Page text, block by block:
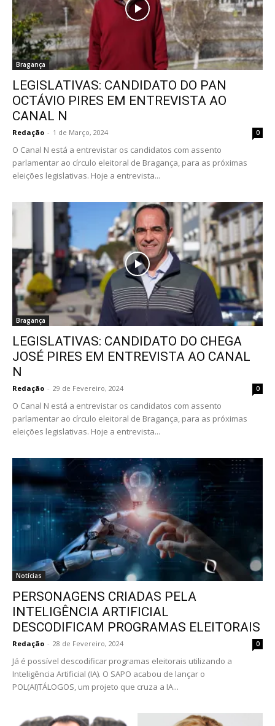
Bragança
LEGISLATIVAS: CANDIDATO DO PAN
OCTÁVIO PIRES EM ENTREVISTA AO
CANAL N
Redação - 1 de Março, 2024 0
O Canal N está a entrevistar os candidatos com assento
parlamentar ao círculo eleitoral de Bragança, para as próximas
eleições legislativas. Hoje a entrevista...
Bragança
LEGISLATIVAS: CANDIDATO DO CHEGA
JOSÉ PIRES EM ENTREVISTA AO CANAL
N
Redação - 29 de Fevereiro, 2024 0
O Canal N está a entrevistar os candidatos com assento
parlamentar ao círculo eleitoral de Bragança, para as próximas
eleições legislativas. Hoje a entrevista...
Notícias
PERSONAGENS CRIADAS PELA
INTELIGÊNCIA ARTIFICIAL
DESCODIFICAM PROGRAMAS ELEITORAIS
Redação - 28 de Fevereiro, 2024 0
Já é possível descodificar programas eleitorais utilizando a
Inteligência Artificial (IA). O SAPO acabou de lançar o
POL(AI)TÁLOGOS, um projeto que cruza a IA...